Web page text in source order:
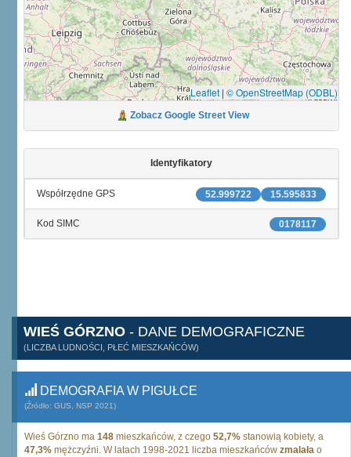
Leaflet | © OpenStreetMap (ODBL)
Zobacz Google Street View
Identyfikatory
15.595833
52.999722
Współrzędne GPS
0178117
Kod SIMC
WIEŚ GÓRZNO - DANE DEMOGRAFICZNE
(LICZBA LUDNOŚCI, PŁEĆ MIESZKAŃCÓW)
DEMOGRAFIA W PIGUŁCE
(Źródło: GUS, NSP 2021)
Wieś Górzno ma 148 mieszkańców, z czego 52,7% stanowią kobiety, a
47,3% mężczyźni. W latach 1998-2021 liczba mieszkańców zmalała o